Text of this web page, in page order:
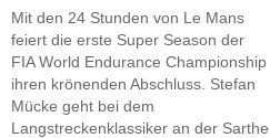
Mit den 24 Stunden von Le Mans
feiert die erste Super Season der
FIA World Endurance Championship
ihren krönenden Abschluss. Stefan
Mücke geht bei dem
Langstreckenklassiker an der Sarthe